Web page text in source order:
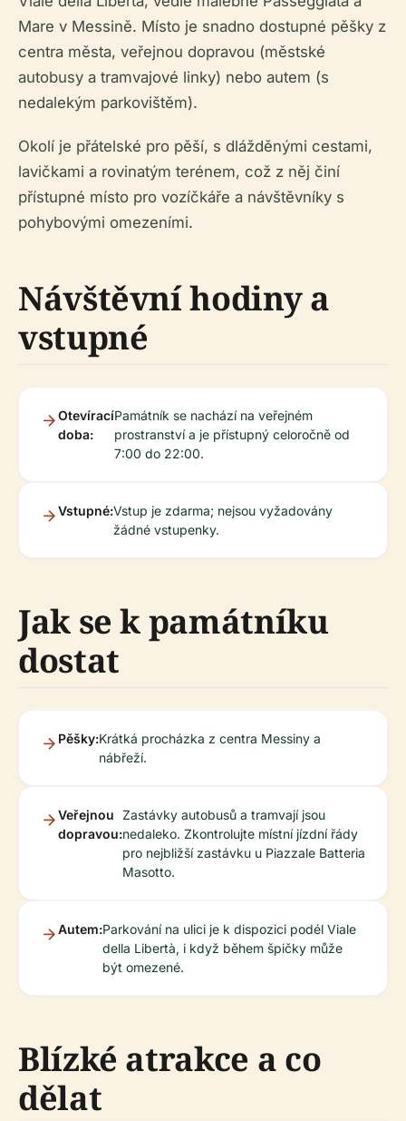
Mare v Messině. Místo je snadno dostupné pěšky z
centra města, veřejnou dopravou (městské
autobusy a tramvajové linky) nebo autem (s
nedalekým parkovištěm).
Okolí je přátelské pro pěší, s dlážděnými cestami,
lavičkami a rovinatým terénem, což z něj činí
přístupné místo pro vozíčkáře a návštěvníky s
pohybovými omezeními.
Návštěvní hodiny a
vstupné
Otevírací
doba:
Památník se nachází na veřejném
prostranství a je přístupný celoročně od
7:00 do 22:00.
Vstupné:Vstup je zdarma; nejsou vyžadovány
žádné vstupenky.
Jak se k památníku
dostat
Pěšky:Krátká procházka z centra Messiny a
nábřeží.
Veřejnou
dopravou:
Zastávky autobusů a tramvají jsou
nedaleko. Zkontrolujte místní jízdní řády
pro nejbližší zastávku u Piazzale Batteria
Masotto.
Autem:Parkování na ulici je k dispozici podél Viale
della Libertà, i když během špičky může
být omezené.
Blízké atrakce a co
dělat